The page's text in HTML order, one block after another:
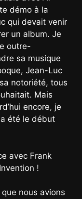
démo à la
qui devait venir
un album. Je
outre-
sa musique
Jean-Luc
notoriété, tous
Mais
encore, je
été le début
avec Frank
!
que nous avions